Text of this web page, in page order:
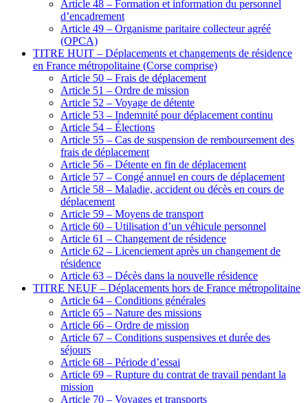
Article 48 – Formation et information du personnel
d’encadrement
Article 49 – Organisme paritaire collecteur agréé
(OPCA)
TITRE HUIT – Déplacements et changements de résidence
en France métropolitaine (Corse comprise)
Article 50 – Frais de déplacement
Article 51 – Ordre de mission
Article 52 – Voyage de détente
Article 53 – Indemnité pour déplacement continu
Article 54 – Élections
Article 55 – Cas de suspension de remboursement des
frais de déplacement
Article 56 – Détente en fin de déplacement
Article 57 – Congé annuel en cours de déplacement
Article 58 – Maladie, accident ou décès en cours de
déplacement
Article 59 – Moyens de transport
Article 60 – Utilisation d’un véhicule personnel
Article 61 – Changement de résidence
Article 62 – Licenciement après un changement de
résidence
Article 63 – Décès dans la nouvelle résidence
TITRE NEUF – Déplacements hors de France métropolitaine
Article 64 – Conditions générales
Article 65 – Nature des missions
Article 66 – Ordre de mission
Article 67 – Conditions suspensives et durée des
séjours
Article 68 – Période d’essai
Article 69 – Rupture du contrat de travail pendant la
mission
Article 70 – Voyages et transports